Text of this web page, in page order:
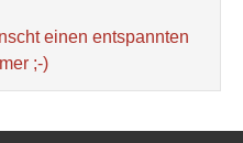
einen entspannten
;-)